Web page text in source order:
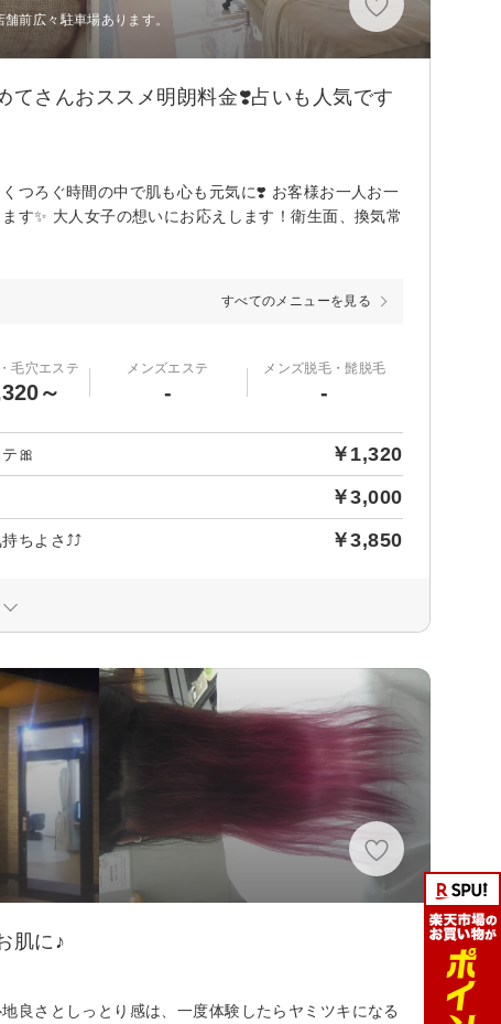
前広々駐車場あります。
てさんおススメ明朗料金❣️占いも人気です
つろぐ時間の中で肌も心も元気に❣️ お客様お一人お一
す✨ 大人女子の想いにお応えします！衛生面、換気常
すべてのメニューを見る
毛穴エステ
～
メンズエステ
-
メンズ脱毛・髭脱毛
-
🎀 ￥1,320
￥3,000
ちよさ⤴️⤴️ ￥3,850
肌に♪
良さとしっとり感は、一度体験したらヤミツキになる